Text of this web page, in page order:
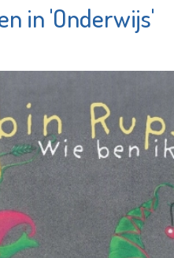
in 'Onderwijs'